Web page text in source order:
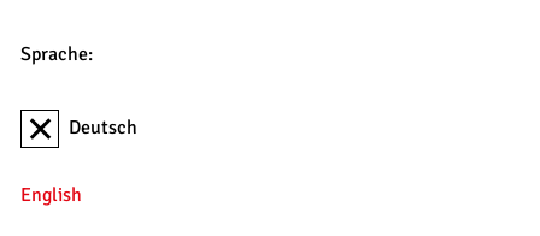
Sprache:
Deutsch
English